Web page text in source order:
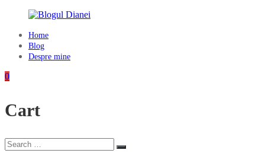
content
Blogul
Dianei
Blognotes
călătorii
și
finețuri
Home
Blog
Despre mine
0
Cart
Search
for:
Search